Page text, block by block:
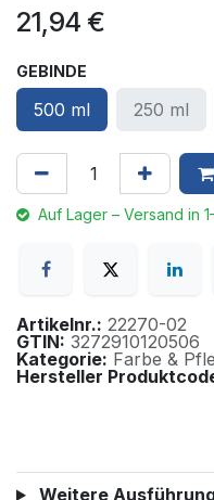
21,94 €
GEBINDE
500 ml 250 ml
Auf Lager – Versand in
Artikelnr.: 22270-02
GTIN: 3272910120506
Kategorie: Farbe &
Hersteller
Weitere